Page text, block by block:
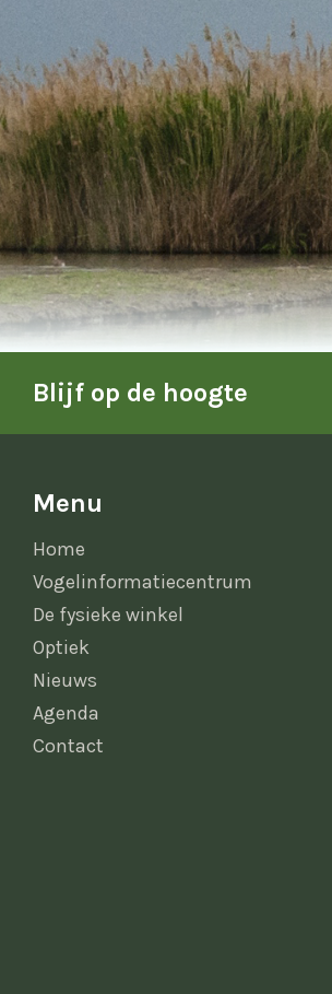
Blijf op de hoogte
Menu
Home
Vogelinformatiecentrum
De fysieke winkel
Optiek
Nieuws
Agenda
Contact